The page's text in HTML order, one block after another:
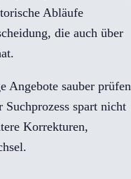
Abläufe
die auch über
Angebote sauber prüfen
spart nicht
Korrekturen,